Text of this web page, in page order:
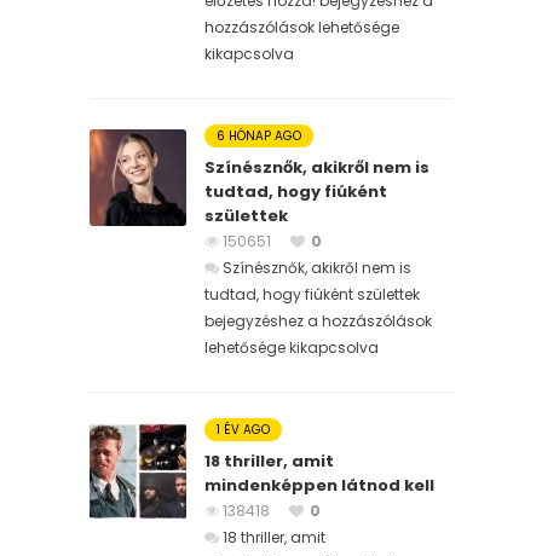
hozzászólások lehetősége
kikapcsolva
6 HÓNAP AGO
Színésznők, akikről nem is
tudtad, hogy fiúként
születtek
150651
0
Színésznők, akikről nem is
tudtad, hogy fiúként születtek
bejegyzéshez a hozzászólások
lehetősége kikapcsolva
1 ÉV AGO
18 thriller, amit
mindenképpen látnod kell
138418
0
18 thriller, amit